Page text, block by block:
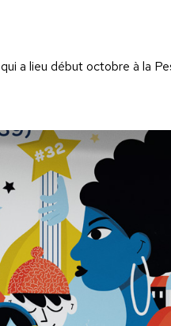
qui a lieu début octobre à la